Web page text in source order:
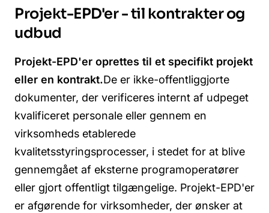
Projekt-EPD'er - til kontrakter og
udbud
Projekt-EPD'er oprettes til et specifikt projekt
eller en kontrakt.De er ikke-offentliggjorte
dokumenter, der verificeres internt af udpeget
kvalificeret personale eller gennem en
virksomheds etablerede
kvalitetsstyringsprocesser, i stedet for at blive
gennemgået af eksterne programoperatører
eller gjort offentligt tilgængelige. Projekt-EPD'er
er afgørende for virksomheder, der ønsker at